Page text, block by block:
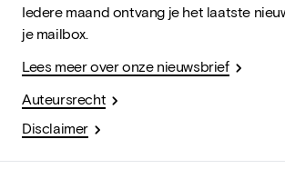
Iedere maand ontvang je het laatste
je mailbox.
Lees meer over onze nieuwsbrief
Auteursrecht
Disclaimer